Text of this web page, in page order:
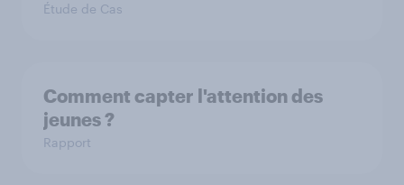
Étude de Cas
Comment capter l'attention des
jeunes ?
Rapport